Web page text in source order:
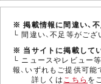
※ 掲載情報に間違い、
└ 間違い、不足等がござ
※ 当サイトに掲載して
└ ニュースやレビュー
報、いずれもご提供可能
詳しくは こちら を